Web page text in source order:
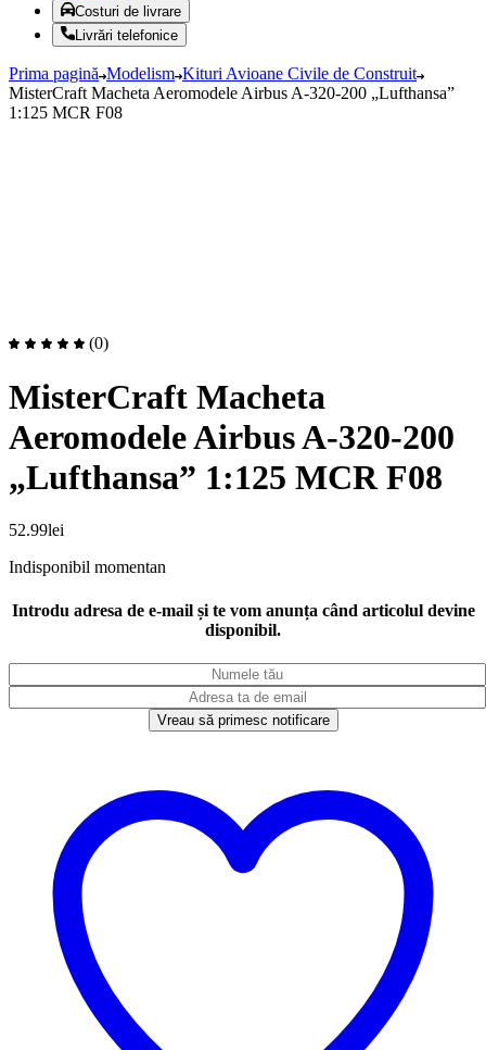
Costuri de livrare
Livrări telefonice
Prima pagină Modelism Kituri Avioane Civile de Construit
MisterCraft Macheta Aeromodele Airbus A-320-200 „Lufthansa”
1:125 MCR F08
(0)
MisterCraft Macheta
Aeromodele Airbus A-320-200
„Lufthansa” 1:125 MCR F08
52.99lei
Indisponibil momentan
Introdu adresa de e-mail și te vom anunța când articolul devine
disponibil.
Vreau să primesc notificare